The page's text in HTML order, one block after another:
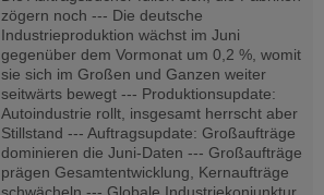
zögern noch --- Die deutsche
Industrieproduktion wächst im Juni
gegenüber dem Vormonat um 0,2 %, womit
sie sich im Großen und Ganzen weiter
seitwärts bewegt --- Produktionsupdate:
Autoindustrie rollt, insgesamt herrscht aber
Stillstand --- Auftragsupdate: Großaufträge
dominieren die Juni-Daten --- Großaufträge
prägen Gesamtentwicklung, Kernaufträge
schwächeln --- Globale Industriekonjunktur